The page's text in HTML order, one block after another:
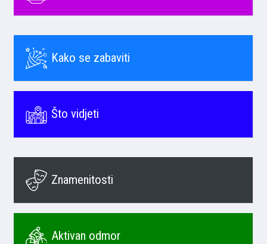
Kako se zabaviti
Što vidjeti
Znamenitosti
Aktivan odmor